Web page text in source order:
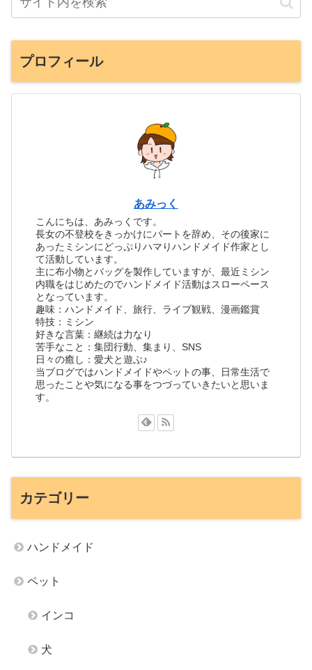
プロフィール
あみっく
こんにちは、あみっくです。
長女の不登校をきっかけにパートを辞め、その後家に
あったミシンにどっぷりハマりハンドメイド作家とし
て活動しています。
主に布小物とバッグを製作していますが、最近ミシン
内職をはじめたのでハンドメイド活動はスローペース
となっています。
趣味：ハンドメイド、旅行、ライブ観戦、漫画鑑賞
特技：ミシン
好きな言葉：継続は力なり
苦手なこと：集団行動、集まり、SNS
日々の癒し：愛犬と遊ぶ♪
当ブログではハンドメイドやペットの事、日常生活で
思ったことや気になる事をつづっていきたいと思いま
す。
カテゴリー
ハンドメイド
ペット
インコ
犬